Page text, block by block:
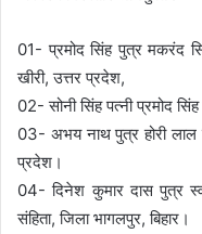
01- प्रमोद सिंह पुत्र मकरंद
खीरी, उत्तर प्रदेश,
02- सोनी सिंह पत्नी प्रमोद सिंह
03- अभय नाथ पुत्र होरी लाल
प्रदेश।
04- दिनेश कुमार दास पुत्र
संहिता, जिला भागलपुर, बिहार।